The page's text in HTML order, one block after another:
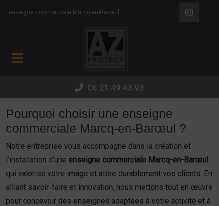
enseigne commerciale Marcq-en-Barœul
06.21.49.43.93
Pourquoi choisir une enseigne
commerciale Marcq-en-Barœul ?
Notre entreprise vous accompagne dans la création et
l’installation d’une enseigne commerciale Marcq-en-Barœul
qui valorise votre image et attire durablement vos clients. En
alliant savoir-faire et innovation, nous mettons tout en œuvre
pour concevoir des enseignes adaptées à votre activité et à